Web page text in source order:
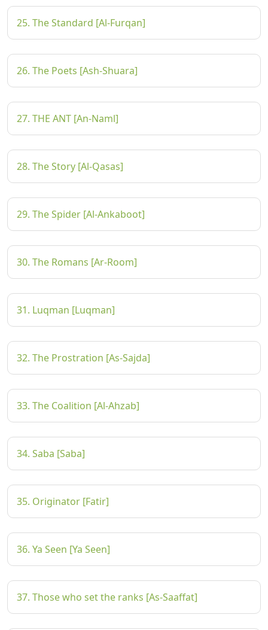
25. The Standard [Al-Furqan]
26. The Poets [Ash-Shuara]
27. THE ANT [An-Naml]
28. The Story [Al-Qasas]
29. The Spider [Al-Ankaboot]
30. The Romans [Ar-Room]
31. Luqman [Luqman]
32. The Prostration [As-Sajda]
33. The Coalition [Al-Ahzab]
34. Saba [Saba]
35. Originator [Fatir]
36. Ya Seen [Ya Seen]
37. Those who set the ranks [As-Saaffat]